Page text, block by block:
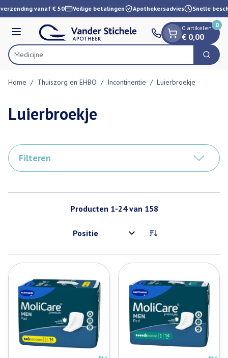
Ga naar de inhoud
1 van 1vanaf € 50 Veilige betalingen Apothekersadvies Snelle
Menu
Product, merk, categorie...
Vi Zoek
0 artikelen
€ 0,00
0
Home / Thuiszorg en EHBO / Incontinentie / Luierbroekje
Luierbroekje
Filteren
Producten 1-24van 158
Sorteer op: